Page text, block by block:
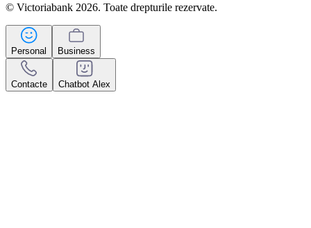
© Victoriabank 2026. Toate drepturile rezervate.
Personal Business
Contacte Chatbot Alex